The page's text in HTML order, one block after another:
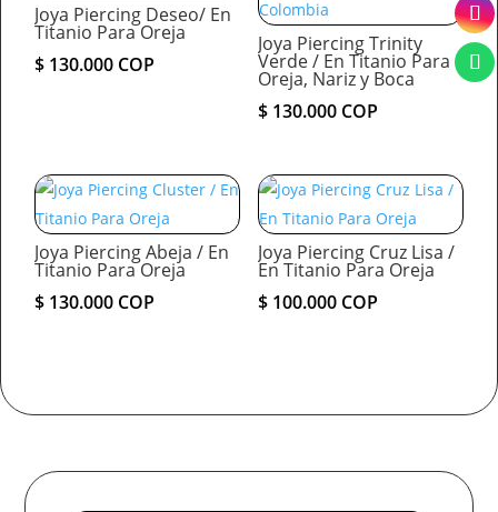
Joya Piercing Deseo/ En
Titanio Para Oreja
$ 130.000 COP
Joya Piercing Trinity
Verde / En Titanio Para
Oreja, Nariz y Boca
$130.000COP
Joya Piercing Abeja / En
Titanio Para Oreja
$ 130.000 COP
Joya Piercing Cruz Lisa /
En Titanio Para Oreja
$100.000COP